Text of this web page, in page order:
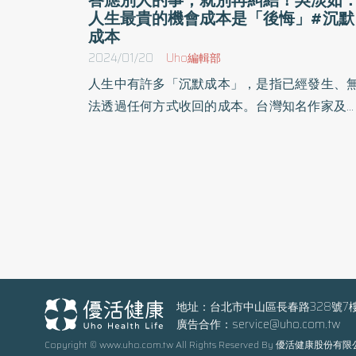
人生最貴的機會成本是「後悔」#沉默
成本
2024/01/20 Uho編輯部
人生中有許多「沉默成本」，是指已經發生、
法透過任何方式收回的成本。台灣知名作家及電
地址：台北市中山區長春路328號7
廣告合作： service@uho.com.tw
Copyright © www.uho.com.tw All Rights Reserved By 優活健康股份有限